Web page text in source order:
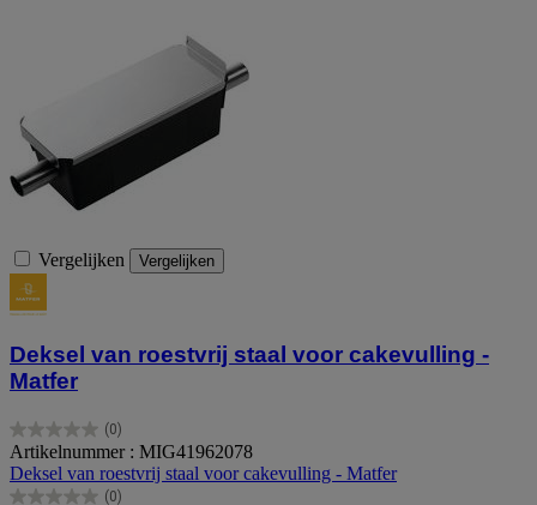
Vergelijken Vergelijken
Deksel van roestvrij staal voor cakevulling -
Matfer
(0)
0.0
van
de
Artikelnummer : MIG41962078
Deksel van roestvrij staal voor cakevulling - Matfer
(0)